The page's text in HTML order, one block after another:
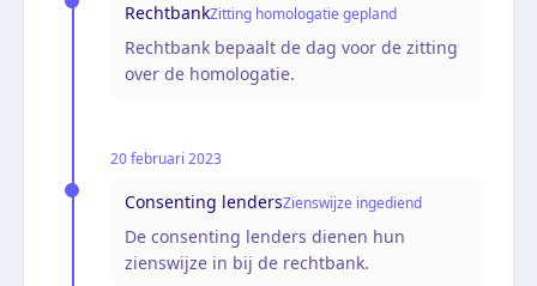
RechtbankZitting homologatie gepland
Rechtbank bepaalt de dag voor de zitting
over de homologatie.
20 februari 2023
Consenting lendersZienswijze ingediend
De consenting lenders dienen hun
zienswijze in bij de rechtbank.